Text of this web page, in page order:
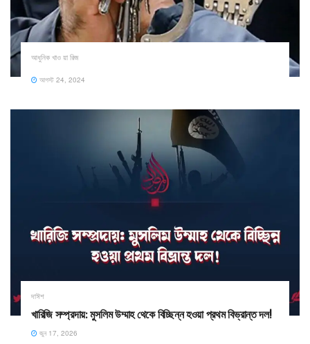
আধুনিক খাও য়া রিজ
আগস্ট 24, 2024
দাঈশ
খারিজি সম্প্রদায়: মুসলিম উম্মাহ থেকে বিচ্ছিন্ন হওয়া প্রথম বিভ্রান্ত দল! ​
জুন 17, 2026